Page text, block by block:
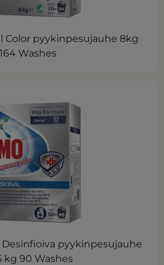
Color pyykinpesujauhe 8kg
164 Washes
Desinfioiva pyykinpesujauhe
kg 90 Washes